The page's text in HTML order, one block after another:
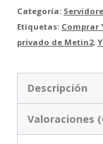
cantidad
Categoría:
Etiquetas: Comprar
privado de Metin2,
Descripción
Valoraciones